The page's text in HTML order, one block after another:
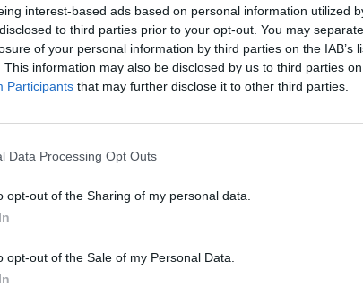
interest-based ads based on personal information utilized
to third parties prior to your opt-out. You may
of your personal information by third parties on the IAB’s
This information may also be disclosed by us to third parties
Participants that may further disclose it to other third parties.
Data Processing Opt Outs
opt-out of the Sharing of my personal data.
opt-out of the Sale of my Personal Data.
Collega il cavo dell'antenna per
terrestre."
vysílání. Pro přístup k seznamu
kabel
programů WBD na satelitu nadále
výhradně pro diváky bezplatné satelitní
podzimu. Tentokrát jako FTA kanál. Bude
a také na satelitní platformě TivúSat.
Network HD, Frisbee, K2, Realtime HD: